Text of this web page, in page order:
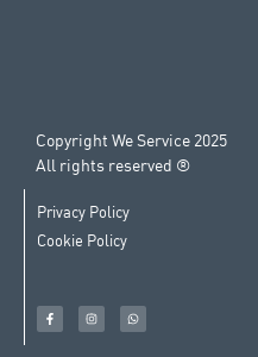
Copyright We Service 2025
All rights reserved ®
Privacy Policy
Cookie Policy